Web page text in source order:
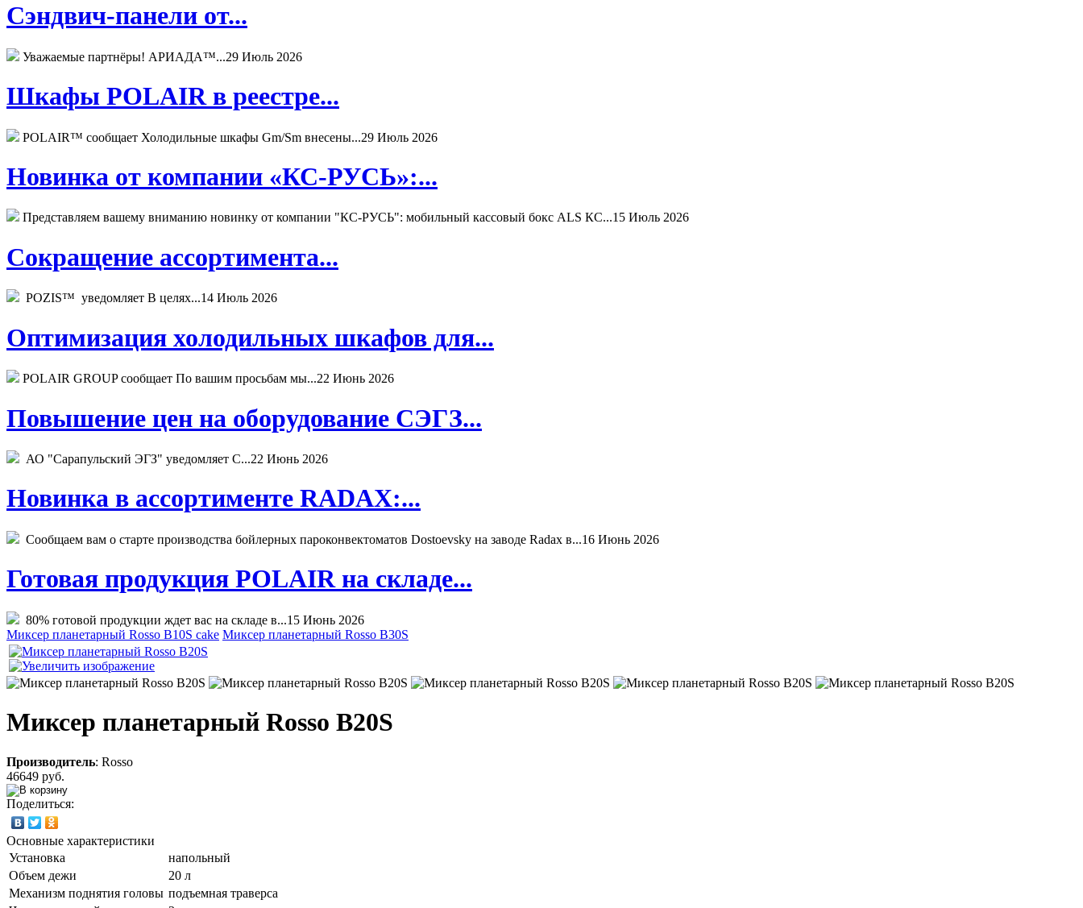
Сэндвич-панели от...
Уважаемые партнёры! АРИАДА™...29 Июль 2026
Шкафы POLAIR в реестре...
POLAIR™ сообщает Холодильные шкафы Gm/Sm внесены...29 Июль 2026
Новинка от компании «КС-РУСЬ»:...
Представляем вашему вниманию новинку от компании "КС-РУСЬ": мобильный кассовый бокс ALS КС...15 Июль 2026
Сокращение ассортимента...
POZIS™ уведомляет В целях...14 Июль 2026
Оптимизация холодильных шкафов для...
POLAIR GROUP сообщает По вашим просьбам мы...22 Июнь 2026
Повышение цен на оборудование СЭГЗ...
АО "Сарапульский ЭГЗ" уведомляет С...22 Июнь 2026
Новинка в ассортименте RADAX:...
Сообщаем вам о старте производства бойлерных пароконвектоматов Dostoevsky на заводе Radax в...16 Июнь 2026
Готовая продукция POLAIR на складе...
80% готовой продукции ждет вас на складе в...15 Июнь 2026
Миксер планетарный Rosso B10S cake Миксер планетарный Rosso B30S
Миксер планетарный Rosso B20S
Производитель: Rosso
46649 руб.
Поделиться:
Основные характеристики
Установка
напольный
Объем дежи
20 л
Механизм поднятия головы подъемная траверса